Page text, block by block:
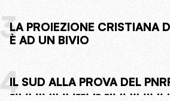
3LA PROIEZIONE CRISTIANA
È AD UN BIVIO
4IL SUD ALLA PROVA DEL